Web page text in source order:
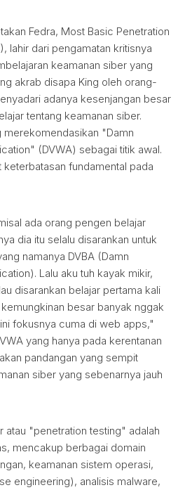
Fedra, Most Basic Penetration
lahir dari pengamatan kritisnya
keamanan siber yang
akrab disapa King oleh orang-
adanya kesenjangan besar
tentang keamanan siber.
merekomendasikan "Damn
(DVWA) sebagai titik awal.
keterbatasan fundamental pada
ada orang pengen belajar
dia itu selalu disarankan untuk
namanya DVBA (Damn
Lalu aku tuh kayak mikir,
disarankan belajar pertama kali
besar banyak nggak
fokusnya cuma di web apps,"
yang hanya pada kerentanan
pandangan yang sempit
siber yang sebenarnya jauh
atau "penetration testing" adalah
mencakup berbagai domain
keamanan sistem operasi,
engineering), analisis malware,